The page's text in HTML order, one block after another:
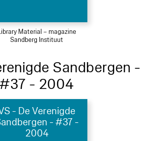
Material – magazine
Sandberg Instituut
Sandbergen -
#37 - 2004
- De Verenigde
- #37 -
2004